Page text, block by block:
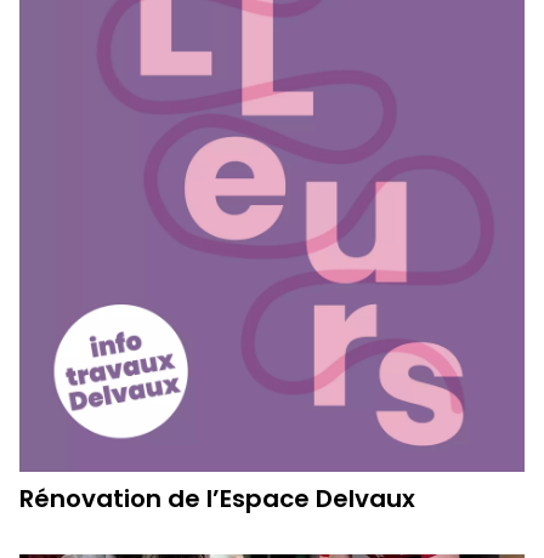
Rénovation de l’Espace Delvaux